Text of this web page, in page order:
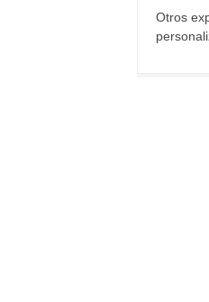
Otros